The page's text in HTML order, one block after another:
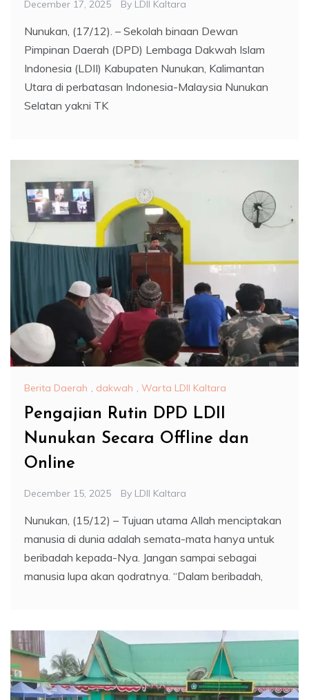
December 17, 2025 By LDII Kaltara
Nunukan, (17/12). – Sekolah binaan Dewan
Pimpinan Daerah (DPD) Lembaga Dakwah Islam
Indonesia (LDII) Kabupaten Nunukan, Kalimantan
Utara di perbatasan Indonesia-Malaysia Nunukan
Selatan yakni TK
Berita Daerah , dakwah , Warta LDII Kaltara
Pengajian Rutin DPD LDII
Nunukan Secara Offline dan
Online
December 15, 2025 By LDII Kaltara
Nunukan, (15/12) – Tujuan utama Allah menciptakan
manusia di dunia adalah semata-mata hanya untuk
beribadah kepada-Nya. Jangan sampai sebagai
manusia lupa akan qodratnya. “Dalam beribadah,